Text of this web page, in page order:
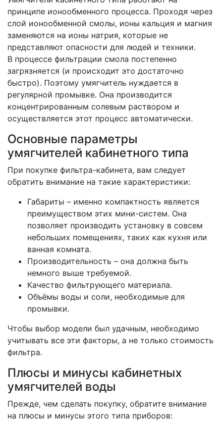
принципе ионообменного процесса. Проходя через
слой ионообменной смолы, ионы кальция и магния
заменяются на ионы натрия, которые не
представляют опасности для людей и техники.
В процессе фильтрации смола постепенно
загрязняется (и происходит это достаточно
быстро). Поэтому умягчитель нуждается в
регулярной промывке. Она производится
концентрированным солевым раствором и
осуществляется этот процесс автоматически.
Основные параметры
умягчителей кабинетного типа
При покупке фильтра-кабинета, вам следует
обратить внимание на такие характеристики:
Габариты – именно компактность является
преимуществом этих мини-систем. Она
позволяет производить установку в совсем
небольших помещениях, таких как кухня или
ванная комната.
Производительность – она должна быть
немного выше требуемой.
Качество фильтрующего материала.
Объёмы воды и соли, необходимые для
промывки.
Чтобы выбор модели был удачным, необходимо
учитывать все эти факторы, а не только стоимость
фильтра.
Плюсы и минусы кабинетных
умягчителей воды
Прежде, чем сделать покупку, обратите внимание
на плюсы и минусы этого типа приборов: